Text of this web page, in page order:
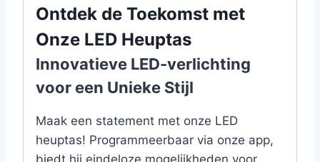
Ontdek de Toekomst met
Onze LED Heuptas
Innovatieve LED-verlichting
voor een Unieke Stijl
Maak een statement met onze LED
heuptas! Programmeerbaar via onze app,